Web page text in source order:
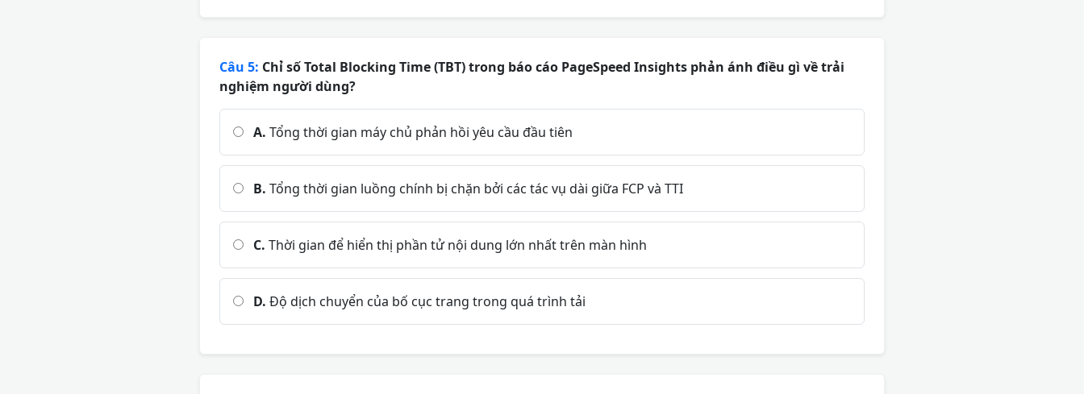
Câu 5: Chỉ số Total Blocking Time (TBT) trong báo cáo PageSpeed Insights phản ánh điều gì về trải
nghiệm người dùng?
A. Tổng thời gian máy chủ phản hồi yêu cầu đầu tiên
B. Tổng thời gian luồng chính bị chặn bởi các tác vụ dài giữa FCP và TTI
C. Thời gian để hiển thị phần tử nội dung lớn nhất trên màn hình
D. Độ dịch chuyển của bố cục trang trong quá trình tải